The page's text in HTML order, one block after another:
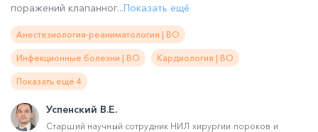
поражений клапанног...Показать ещё
Анестезиология-реаниматология | ВО
Инфекционные болезни | ВО Кардиология | ВО
Показать ещё 4
Успенский В.Е.
Старший научный сотрудник НИЛ хирургии пороков и